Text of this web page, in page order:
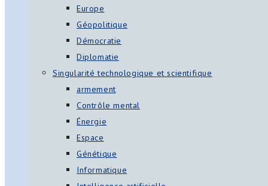
Europe
Géopolitique
Démocratie
Diplomatie
Singularité technologique et scientifique
armement
Contrôle mental
Énergie
Espace
Génétique
Informatique